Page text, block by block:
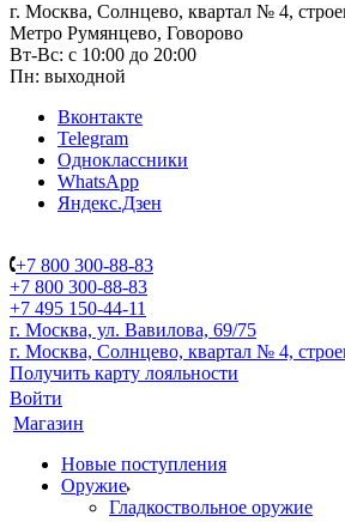
г. Москва, Солнцево, квартал № 4,
Метро Румянцево, Говорово
Вт-Вс: с 10:00 до 20:00
Пн: выходной
Вконтакте
Telegram
Одноклассники
WhatsApp
Яндекс.Дзен
+7 800 300-88-83
+7 800 300-88-83
+7 495 150-44-11
г. Москва, ул. Вавилова, 69/75
г. Москва, Солнцево, квартал № 4,
Получить карту лояльности
Войти
Магазин
Новые поступления
Оружие
Гладкоствольное оружие